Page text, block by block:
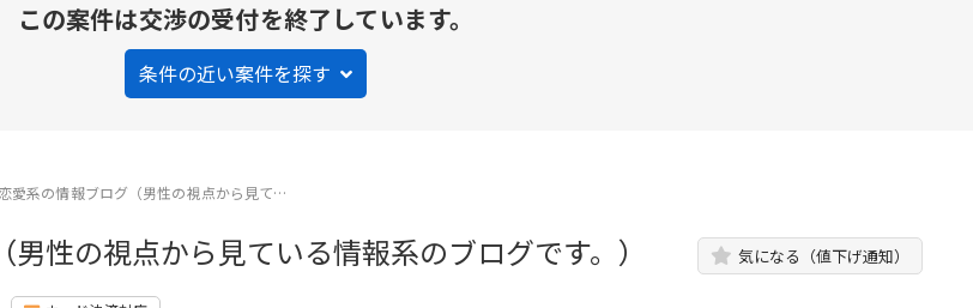
この案件は交渉の受付を終了しています。
条件の近い案件を探す
愛系の情報ブログ（男性の視点から見て…
性の視点から見ている情報系のブログです。） 気になる（値下げ通知）